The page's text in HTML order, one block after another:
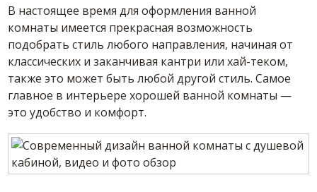
В настоящее время для оформления ванной
комнаты имеется прекрасная возможность
подобрать стиль любого направления, начиная от
классических и заканчивая кантри или хай-теком,
также это может быть любой другой стиль. Самое
главное в интерьере хорошей ванной комнаты —
это удобство и комфорт.